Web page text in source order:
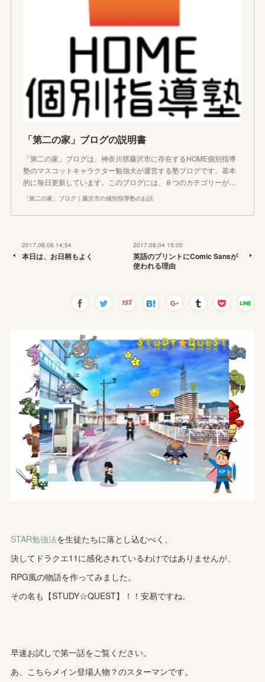
「第二の家」ブログの説明書
「第二の家」ブログは、神奈川県藤沢市に存在するHOME個別指導
塾のマスコットキャラクター勉強犬が運営する塾ブログです。基本
的に毎日更新しています。このブログには、８つのカテゴリーが…
「第二の家」ブログ｜藤沢市の個別指導塾のお話
2017.08.06 14:54
本日は、お日柄もよく
2017.08.04 15:00
英語のプリントにComic Sansが
使われる理由
STAR勉強法を生徒たちに落とし込むべく、
決してドラクエ11に感化されているわけではありませんが、
RPG風の物語を作ってみました。
その名も【STUDY☆QUEST】！！安易ですね。
早速お試しで第一話をご覧ください。
あ、こちらメイン登場人物？のスターマンです。